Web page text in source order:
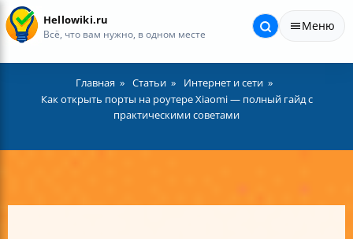
Hellowiki.ru
Всё, что вам нужно, в одном месте
Меню
Главная Статьи
Интернет и сети
Как открыть порты на роутере Xiaomi — полный гайд с
практическими советами